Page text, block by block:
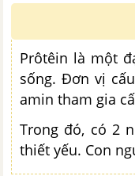
Prôtêin là một
sống. Đơn vị
amin tham gia
Trong đó, có 2
thiết yếu. Con